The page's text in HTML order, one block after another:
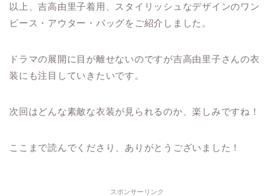
以上、吉高由里子着用、スタイリッシュなデザインのワン
ピース・アウター・バッグをご紹介しました。
ドラマの展開に目が離せないのですが吉高由里子さんの衣
装にも注目していきたいです。
次回はどんな素敵な衣装が見られるのか、楽しみですね！
ここまで読んでくださり、ありがとうございました！
スポンサーリンク